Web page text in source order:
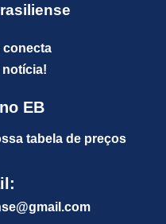
conecta
notícia!
EB
tabela de preços
ail.com